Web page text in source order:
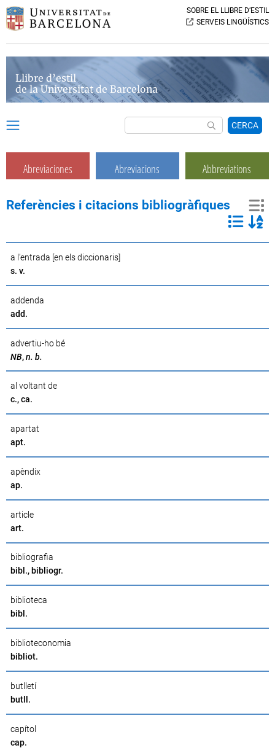
SOBRE EL LLIBRE D’ESTIL
SERVEIS LINGÜÍSTICS
Llibre d’estil
de la Universitat de Barcelona
CERCA
Abreviaciones Abreviacions Abbreviations
Referències i citacions bibliogràfiques
a l’entrada [en els diccionaris]
s. v.
addenda
add.
advertiu-ho bé
NB,n. b.
al voltant de
c., ca.
apartat
apt.
apèndix
ap.
article
art.
bibliografia
bibl., bibliogr.
biblioteca
bibl.
biblioteconomia
bibliot.
butlletí
butll.
capítol
cap.